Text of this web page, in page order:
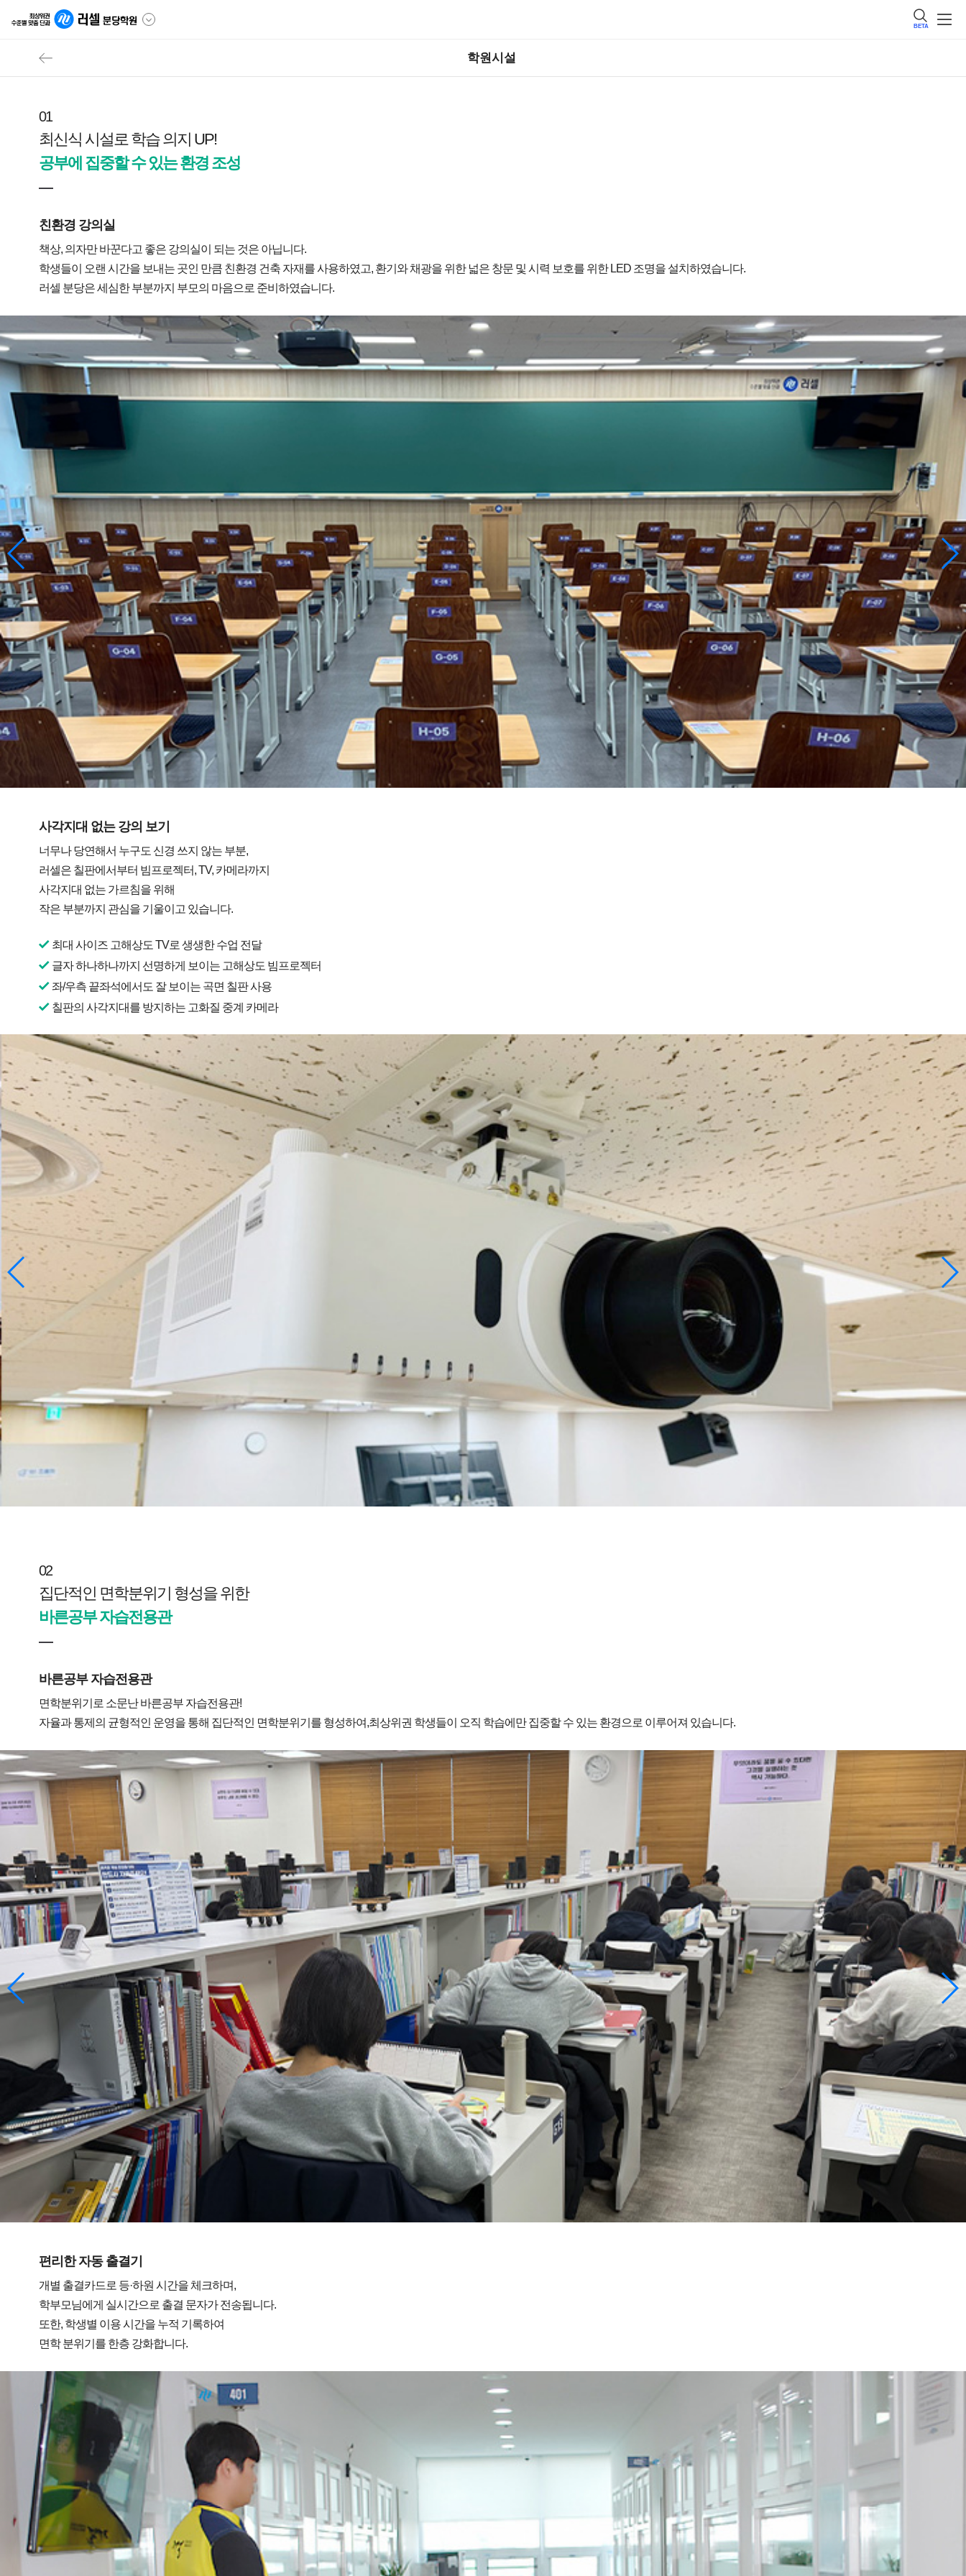
BETA
학원시설
01
최신식 시설로 학습 의지 UP!
공부에 집중할 수 있는 환경 조성
친환경 강의실
책상, 의자만 바꾼다고 좋은 강의실이 되는 것은 아닙니다.
학생들이 오랜 시간을 보내는 곳인 만큼 친환경 건축 자재를 사용하였고, 환기와 채광을 위한 넓은 창문 및 시력 보호를 위한 LED 조명을 설치하였습니다.
러셀 분당은 세심한 부분까지 부모의 마음으로 준비하였습니다.
사각지대 없는 강의 보기
너무나 당연해서 누구도 신경 쓰지 않는 부분,
러셀은 칠판에서부터 빔프로젝터, TV, 카메라까지
사각지대 없는 가르침을 위해
작은 부분까지 관심을 기울이고 있습니다.
최대 사이즈 고해상도 TV로 생생한 수업 전달
글자 하나하나까지 선명하게 보이는 고해상도 빔프로젝터
좌/우측 끝좌석에서도 잘 보이는 곡면 칠판 사용
칠판의 사각지대를 방지하는 고화질 중계 카메라
02
집단적인 면학분위기 형성을 위한
바른공부 자습전용관
바른공부 자습전용관
면학분위기로 소문난 바른공부 자습전용관!
자율과 통제의 균형적인 운영을 통해 집단적인 면학분위기를 형성하여,최상위권 학생들이 오직 학습에만 집중할 수 있는 환경으로 이루어져 있습니다.
편리한 자동 출결기
개별 출결카드로 등·하원 시간을 체크하며,
학부모님에게 실시간으로 출결 문자가 전송됩니다.
또한, 학생별 이용 시간을 누적 기록하여
면학 분위기를 한층 강화합니다.